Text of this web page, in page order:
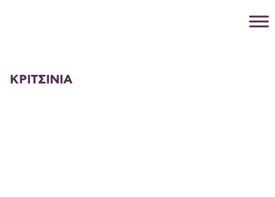
ΚΡΙΤΣΙΝΙΑ